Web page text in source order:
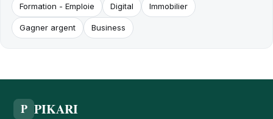
Formation - Emploie Digital Immobilier
Gagner argent Business
P PIKARI